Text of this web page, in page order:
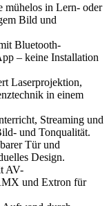
mühelos in Lern- oder
Bild und
Bluetooth-
– keine Installation
Laserprojektion,
in einem
Streaming und
und Tonqualität.
Tür und
Design.
AV-
und Extron für